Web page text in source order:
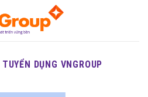
TUYỂN DỤNG VNGROUP